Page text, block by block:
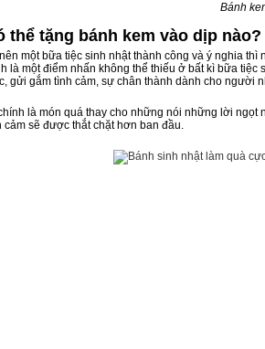
Bánh
thể tặng bánh kem vào dịp nào?
một bữa tiệc sinh nhật thành công và ý nghia
là một điểm nhấn không thể thiếu ở bất kì bữa
gửi gắm tình cảm, sự chân thành dành cho người
là món quá thay cho những nói những lời
sẽ được thắt chặt hơn ban đầu.